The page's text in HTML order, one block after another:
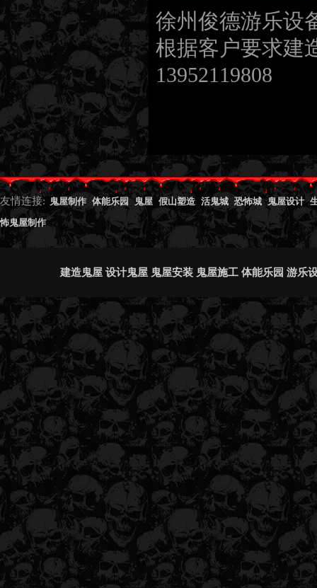
徐州俊德游乐设
根据客户要求建
13952119808
友情连接: 鬼屋制作 体能乐园 鬼屋 假山塑造 活鬼城 恐怖城 鬼屋设计
怖鬼屋制作
建造鬼屋 设计鬼屋 鬼屋安装 鬼屋施工 体能乐园 游乐